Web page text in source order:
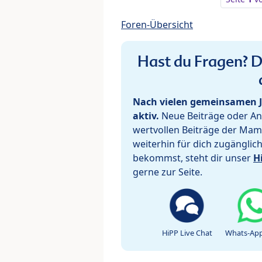
Foren-Übersicht
Hast du Fragen?
Nach vielen
aktiv. Neue Beiträge oder
wertvollen Beiträge der
weiterhin für dich
bekommst, steht dir unser
gerne zur Seite.
HiPP Live Chat Whats-